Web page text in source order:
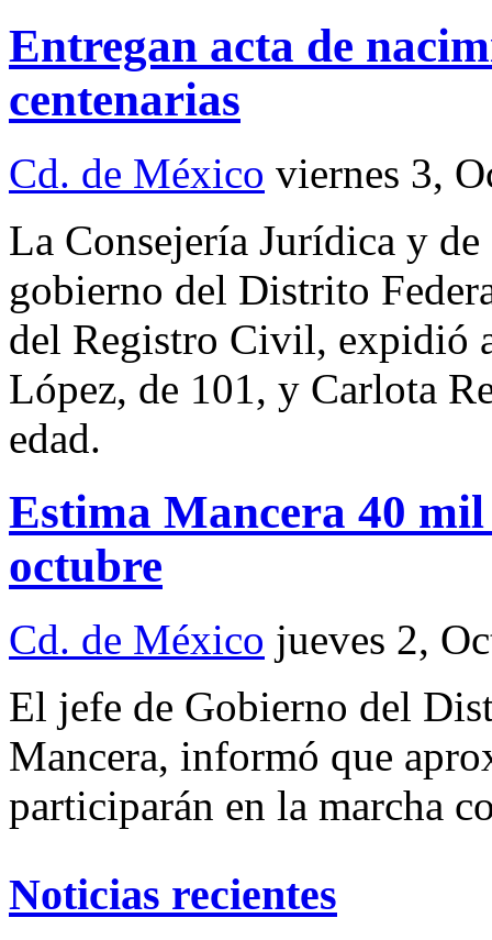
Entregan acta de
centenarias
Cd. de México viernes 3,
La Consejería Jurídica y
gobierno del Distrito
del Registro Civil, expidió
López, de 101, y Carlota
edad.
Estima Mancera 40 mil
octubre
Cd. de México jueves 2,
El jefe de Gobierno del
Mancera, informó que
participarán en la marcha
Noticias recientes